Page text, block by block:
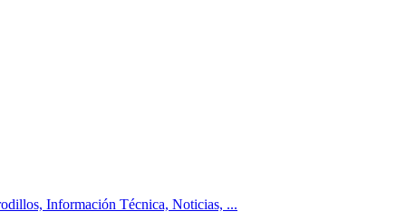
Información Técnica, Noticias, ...